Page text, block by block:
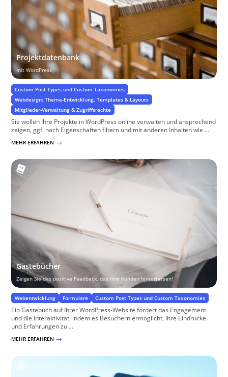
Projektdatenbank
mit WordPress
Custom Post Types und Custom Taxonomies
Webdesign: Theme-Entwicklung, Templates & Layouts
Mitglieder-Verwaltung & Zugriffsrechte
Sie wollen Ihre Projekte in WordPress online verwalten und ansprechend
zeigen, ggf. nach Eigenschaften filtern und mit anderen Inhalten wie ...
MEHR ERFAHREN $
Gästebücher
Zeigen Sie das positive Feedback, das Ihre Kunden hinterlassen!
Webentwicklung Formulare Custom Post Types und Custom Taxonomies
Ein Gästebuch auf Ihrer WordPress-Website fördert das Engagement
und die Interaktivität, indem es Besuchern ermöglicht, ihre Eindrücke
und Erfahrungen zu ...
MEHR ERFAHREN $